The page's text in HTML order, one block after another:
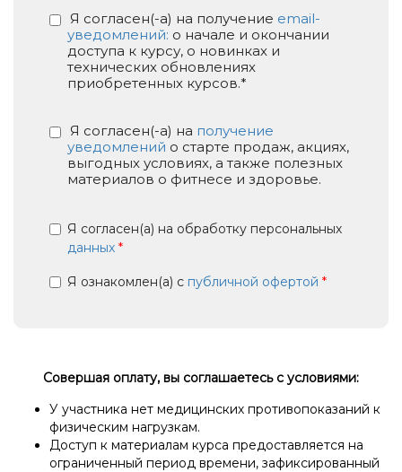
Я согласен(-а) на получение email-
уведомлений: о начале и окончании
доступа к курсу, о новинках и
технических обновлениях
приобретенных курсов.*
Я согласен(-а) на получение
уведомлений о старте продаж, акциях,
выгодных условиях, а также полезных
материалов о фитнесе и здоровье.
Я согласен(а) на обработку персональных
данных *
Я ознакомлен(а) с публичной офертой *
Совершая оплату, вы соглашаетесь с условиями:
У участника нет медицинских противопоказаний к
физическим нагрузкам.
Доступ к материалам курса предоставляется на
ограниченный период времени, зафиксированный